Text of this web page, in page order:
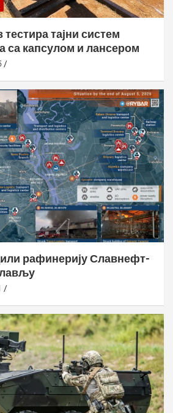
тајни систем
са капсулом и лансером
рафинерију Славнефт-